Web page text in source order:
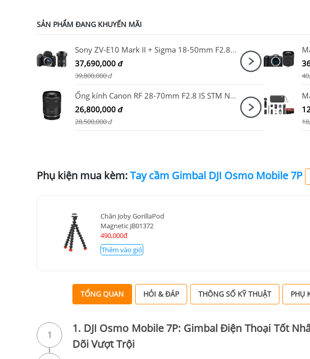
SẢN PHẨM ĐANG KHUYẾN MÃI
Sony ZV-E10 Mark II + Sigma 18-50mm F2.8 DC DN for Sony
37,690,000 đ
39,800,000đ
Ống kính Canon RF 28-70mm F2.8 IS STM Nhập khẩu
26,800,000 đ
28,500,000đ
Phụ kiện mua kèm:Tay cầm Gimbal DJI Osmo Mobile 7P
Chân Joby GorillaPod
Magnetic JB01372
490,000đ
Thêm vào giỏ
1
TỔNG QUAN HỎI & ĐÁP THÔNG SỐ KỸ THUẬT PHỤ
1. DJI Osmo Mobile 7P: Gimbal Điện Thoại Tốt
Dõi Vượt Trội